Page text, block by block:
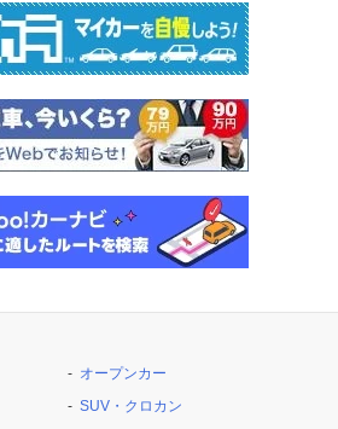
オープンカー
SUV・クロカン